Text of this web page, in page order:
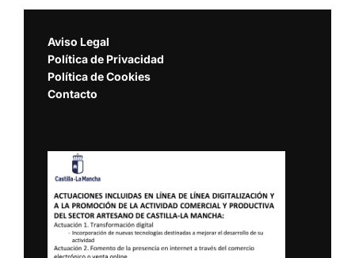
Aviso Legal
Política de Privacidad
Política de Cookies
Contacto